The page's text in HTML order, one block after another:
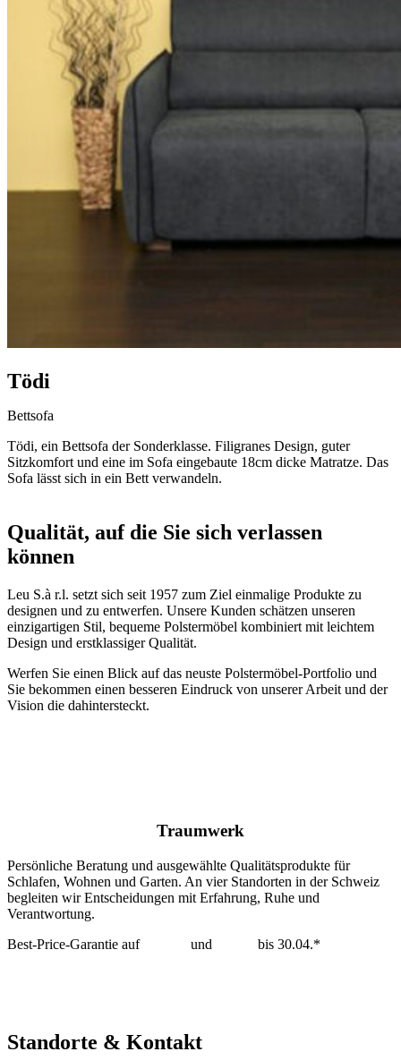
Tödi
Bettsofa
Tödi, ein Bettsofa der Sonderklasse. Filigranes Design, guter
Sitzkomfort und eine im Sofa eingebaute 18cm dicke Matratze. Das
Sofa lässt sich in ein Bett verwandeln.
Qualität, auf die Sie sich verlassen
können
Leu S.à r.l. setzt sich seit 1957 zum Ziel einmalige Produkte zu
designen und zu entwerfen. Unsere Kunden schätzen unseren
einzigartigen Stil, bequeme Polstermöbel kombiniert mit leichtem
Design und erstklassiger Qualität.
Werfen Sie einen Blick auf das neuste Polstermöbel-Portfolio und
Sie bekommen einen besseren Eindruck von unserer Arbeit und der
Vision die dahintersteckt.
Traumwerk
Persönliche Beratung und ausgewählte Qualitätsprodukte für
Schlafen, Wohnen und Garten. An vier Standorten in der Schweiz
begleiten wir Entscheidungen mit Erfahrung, Ruhe und
Verantwortung.
Best-Price-Garantie auf
und
bis 30.04.*
Standorte & Kontakt